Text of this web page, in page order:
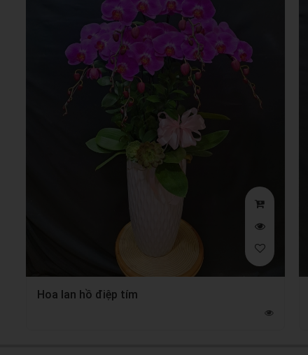
Hoa lan hồ điệp tím